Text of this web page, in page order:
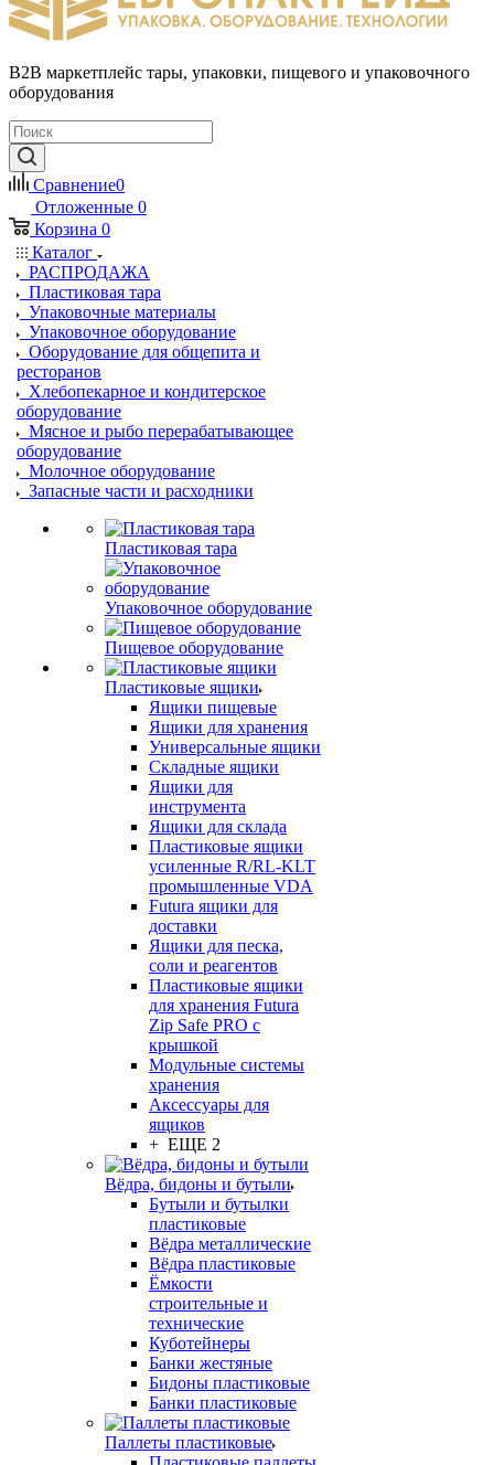
B2B маркетплейс тары, упаковки, пищевого и упаковочного
оборудования
Сравнение0
Отложенные 0
Корзина 0
Каталог
РАСПРОДАЖА
Пластиковая тара
Упаковочные материалы
Упаковочное оборудование
Оборудование для общепита и
ресторанов
Хлебопекарное и кондитерское
оборудование
Мясное и рыбо перерабатывающее
оборудование
Молочное оборудование
Запасные части и расходники
Пластиковая тара
Упаковочное оборудование
Пищевое оборудование
Пластиковые ящики
Ящики пищевые
Ящики для хранения
Универсальные ящики
Складные ящики
Ящики для
инструмента
Ящики для склада
Пластиковые ящики
усиленные R/RL-KLT
промышленные VDA
Futura ящики для
доставки
Ящики для песка,
соли и реагентов
Пластиковые ящики
для хранения Futura
Zip Safe PRO с
крышкой
Модульные системы
хранения
Аксессуары для
ящиков
+ ЕЩЕ 2
Вёдра, бидоны и бутыли
Бутыли и бутылки
пластиковые
Вёдра металлические
Вёдра пластиковые
Ёмкости
строительные и
технические
Куботейнеры
Банки жестяные
Бидоны пластиковые
Банки пластиковые
Паллеты пластиковые